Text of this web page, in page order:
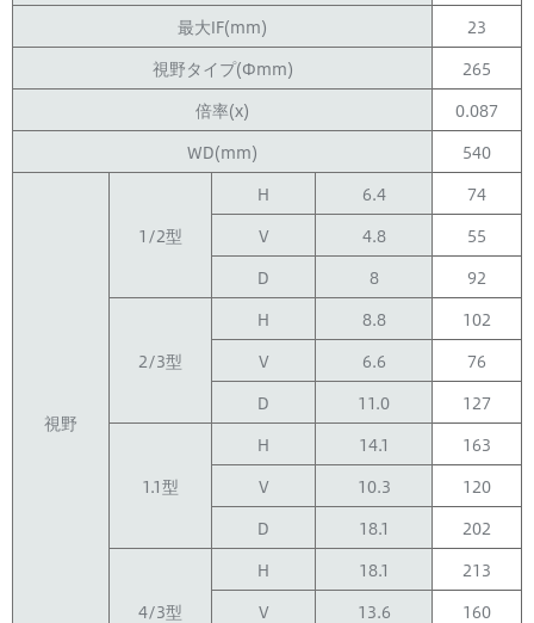
最大IF(mm)
23
視野タイプ(Φmm)
265
倍率(x)
0.087
WD(mm)
540
視野
1/2型
H 6.4
74
V
4.8
55
D
8 92
2/3型
H 8.8
102
V
6.6
76
D
11.0 127
1.1型
H 14.1
163
V
10.3
120
D
18.1 202
4/3型
H 18.1
213
V
13.6
160